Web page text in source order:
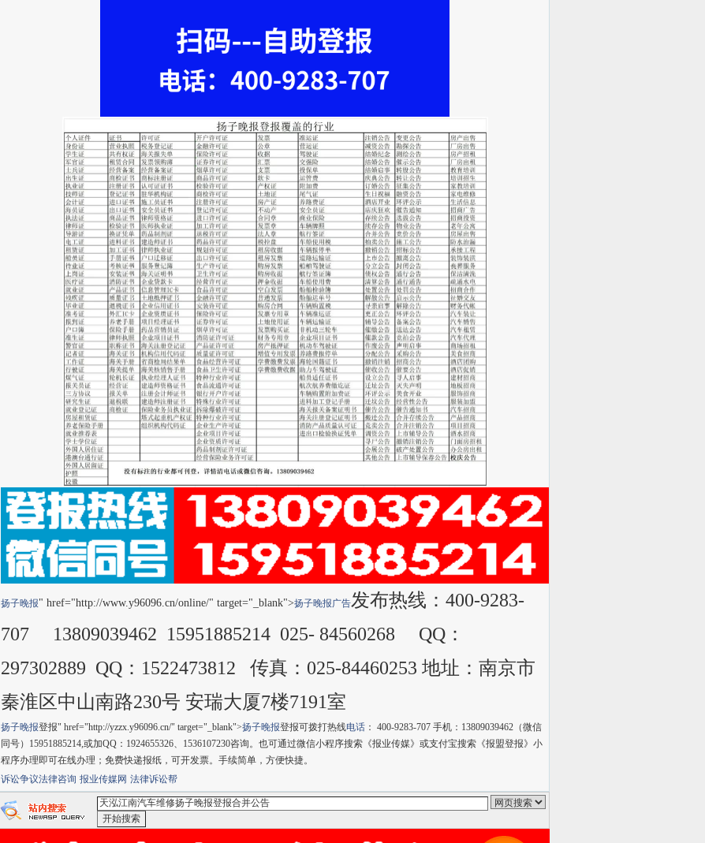
扬子晚报" href="http://www.y96096.cn/online/" target="_blank">扬子晚报广告发布热线：400-9283-
707 13809039462 15951885214 025- 84560268 QQ：
297302889 QQ：1522473812 传真：025-84460253 地址：南京市
秦淮区中山南路230号 安瑞大厦7楼7191室
扬子晚报登报" href="http://yzzx.y96096.cn/" target="_blank">扬子晚报登报可拨打热线电话 ： 400-9283-707 手机：13809039462（微信
同号）15951885214,或加QQ：1924655326、1536107230咨询。也可通过微信小程序搜索《报业传媒》或支付宝搜索《报盟登报》小
程序办理即可在线办理；免费快递报纸，可开发票。手续简单，方便快捷。
诉讼争议法律咨询 报业传媒网 法律诉讼帮
狗狗搜索 有道搜索